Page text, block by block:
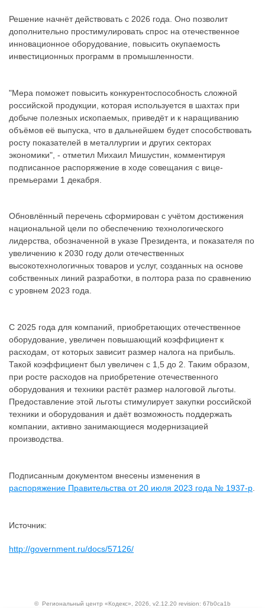
Решение начнёт действовать с 2026 года. Оно позволит
дополнительно простимулировать спрос на отечественное
инновационное оборудование, повысить окупаемость
инвестиционных программ в промышленности.
"Мера поможет повысить конкурентоспособность сложной
российской продукции, которая используется в шахтах при
добыче полезных ископаемых, приведёт и к наращиванию
объёмов её выпуска, что в дальнейшем будет способствовать
росту показателей в металлургии и других секторах
экономики", - отметил Михаил Мишустин, комментируя
подписанное распоряжение в ходе совещания с вице-
премьерами 1 декабря.
Обновлённый перечень сформирован с учётом достижения
национальной цели по обеспечению технологического
лидерства, обозначенной в указе Президента, и показателя по
увеличению к 2030 году доли отечественных
высокотехнологичных товаров и услуг, созданных на основе
собственных линий разработки, в полтора раза по сравнению
с уровнем 2023 года.
С 2025 года для компаний, приобретающих отечественное
оборудование, увеличен повышающий коэффициент к
расходам, от которых зависит размер налога на прибыль.
Такой коэффициент был увеличен с 1,5 до 2. Таким образом,
при росте расходов на приобретение отечественного
оборудования и техники растёт размер налоговой льготы.
Предоставление этой льготы стимулирует закупки российской
техники и оборудования и даёт возможность поддержать
компании, активно занимающиеся модернизацией
производства.
Подписанным документом внесены изменения в
распоряжение Правительства от 20 июля 2023 года № 1937-р
Источник:
http://government.ru/docs/57126/
© Региональный центр «Кодекс» , 2026, v2.12.20 revision: 67b0ca1b